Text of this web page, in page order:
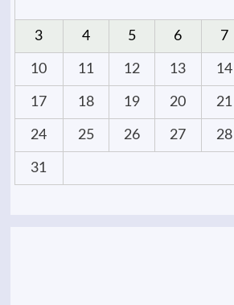
3 4 5 6 7
10 11 12 13 14
17 18 19 20 21
24 25 26 27 28
31